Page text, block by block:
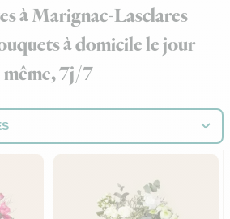
à Marignac-Lasclares
à domicile le jour
même, 7j/7